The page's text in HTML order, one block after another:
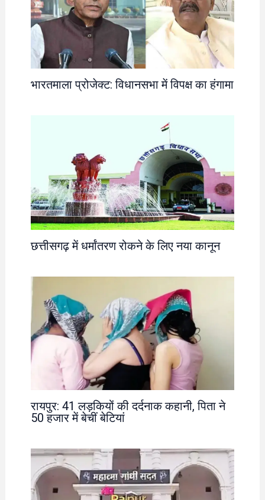
भारतमाला प्रोजेक्ट: विधानसभा में विपक्ष का हंगामा
छत्तीसगढ़ में धर्मांतरण रोकने के लिए नया कानून
रायपुर: 41 लड़कियों की दर्दनाक कहानी, पिता ने
50 हजार में बेचीं बेटियां